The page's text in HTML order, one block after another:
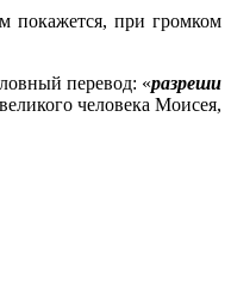
покажется, при громком
перевод: «разреши
человека Моисея,